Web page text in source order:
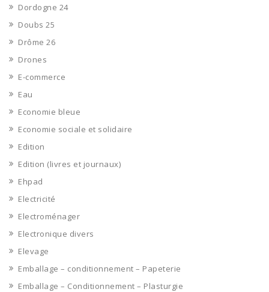
Dordogne 24
Doubs 25
Drôme 26
Drones
E-commerce
Eau
Economie bleue
Economie sociale et solidaire
Edition
Edition (livres et journaux)
Ehpad
Electricité
Electroménager
Electronique divers
Elevage
Emballage – conditionnement – Papeterie
Emballage – Conditionnement – Plasturgie